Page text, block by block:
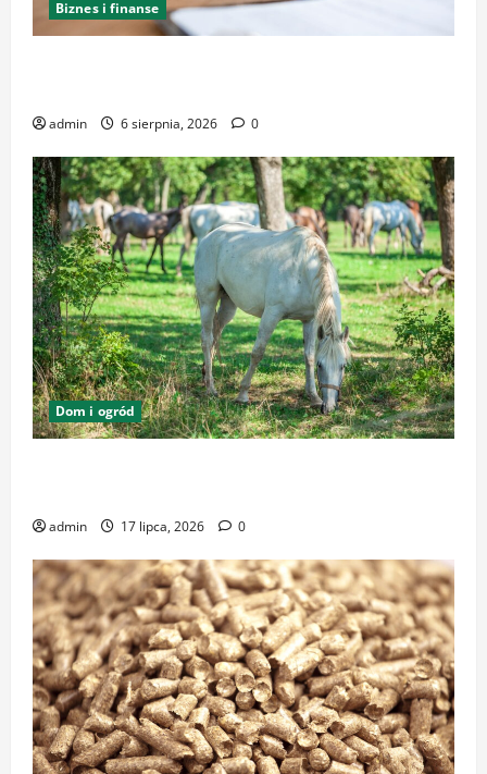
Biznes i finanse
admin 6 sierpnia, 2026 0
Dom i ogród
admin 17 lipca, 2026 0